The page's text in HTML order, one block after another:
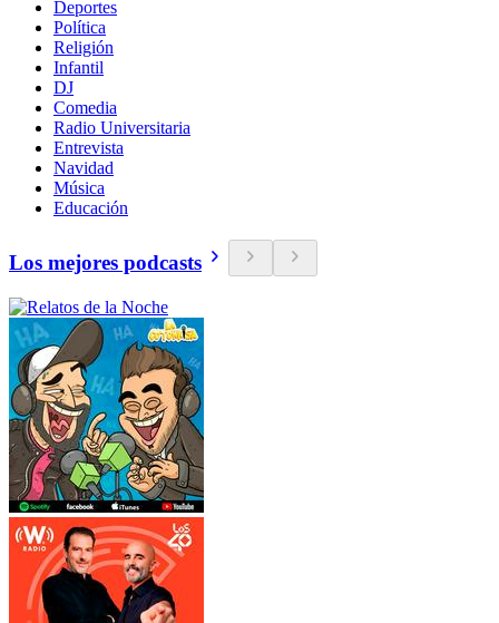
Deportes
Política
Religión
Infantil
DJ
Comedia
Radio Universitaria
Entrevista
Navidad
Música
Educación
Los mejores podcasts